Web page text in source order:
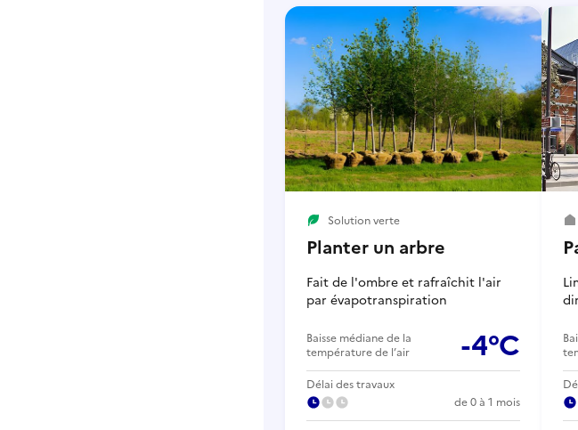
Solution verte
Planter un arbre
Fait de l'ombre et rafraîchit l'air
par évapotranspiration
Baisse médiane de la
température de l’air
-4°C
Délai des travaux
de 0 à 1 mois